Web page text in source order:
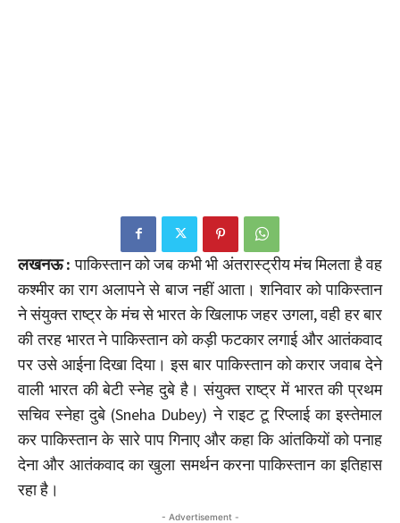
लखनऊ : पाकिस्तान को जब कभी भी अंतरास्ट्रीय मंच मिलता है वह
कश्मीर का राग अलापने से बाज नहीं आता। शनिवार को पाकिस्तान
ने संयुक्त राष्ट्र के मंच से भारत के खिलाफ जहर उगला, वही हर बार
की तरह भारत ने पाकिस्तान को कड़ी फटकार लगाई और आतंकवाद
पर उसे आईना दिखा दिया। इस बार पाकिस्तान को करार जवाब देने
वाली भारत की बेटी स्नेह दुबे है। संयुक्त राष्ट्र में भारत की प्रथम
सचिव स्नेहा दुबे (Sneha Dubey) ने राइट टू रिप्लाई का इस्तेमाल
कर पाकिस्तान के सारे पाप गिनाए और कहा कि आंतकियों को पनाह
देना और आतंकवाद का खुला समर्थन करना पाकिस्तान का इतिहास
रहा है।
- Advertisement -